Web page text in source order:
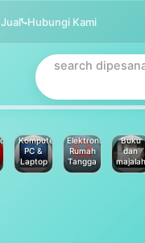
Hubungi Kami
Komputer
PC &
Laptop
Elektronik
Rumah
Tangga
Buku
dan
majalah